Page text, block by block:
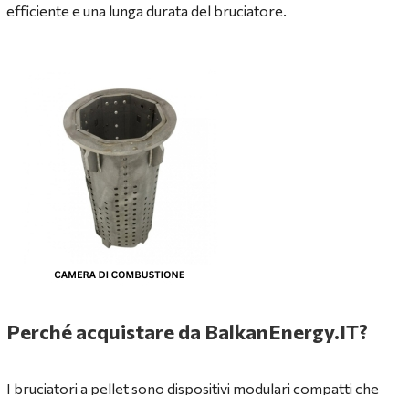
efficiente e una lunga durata del bruciatore.
Perché acquistare da BalkanEnergy.IT?
I bruciatori a pellet sono dispositivi modulari compatti che